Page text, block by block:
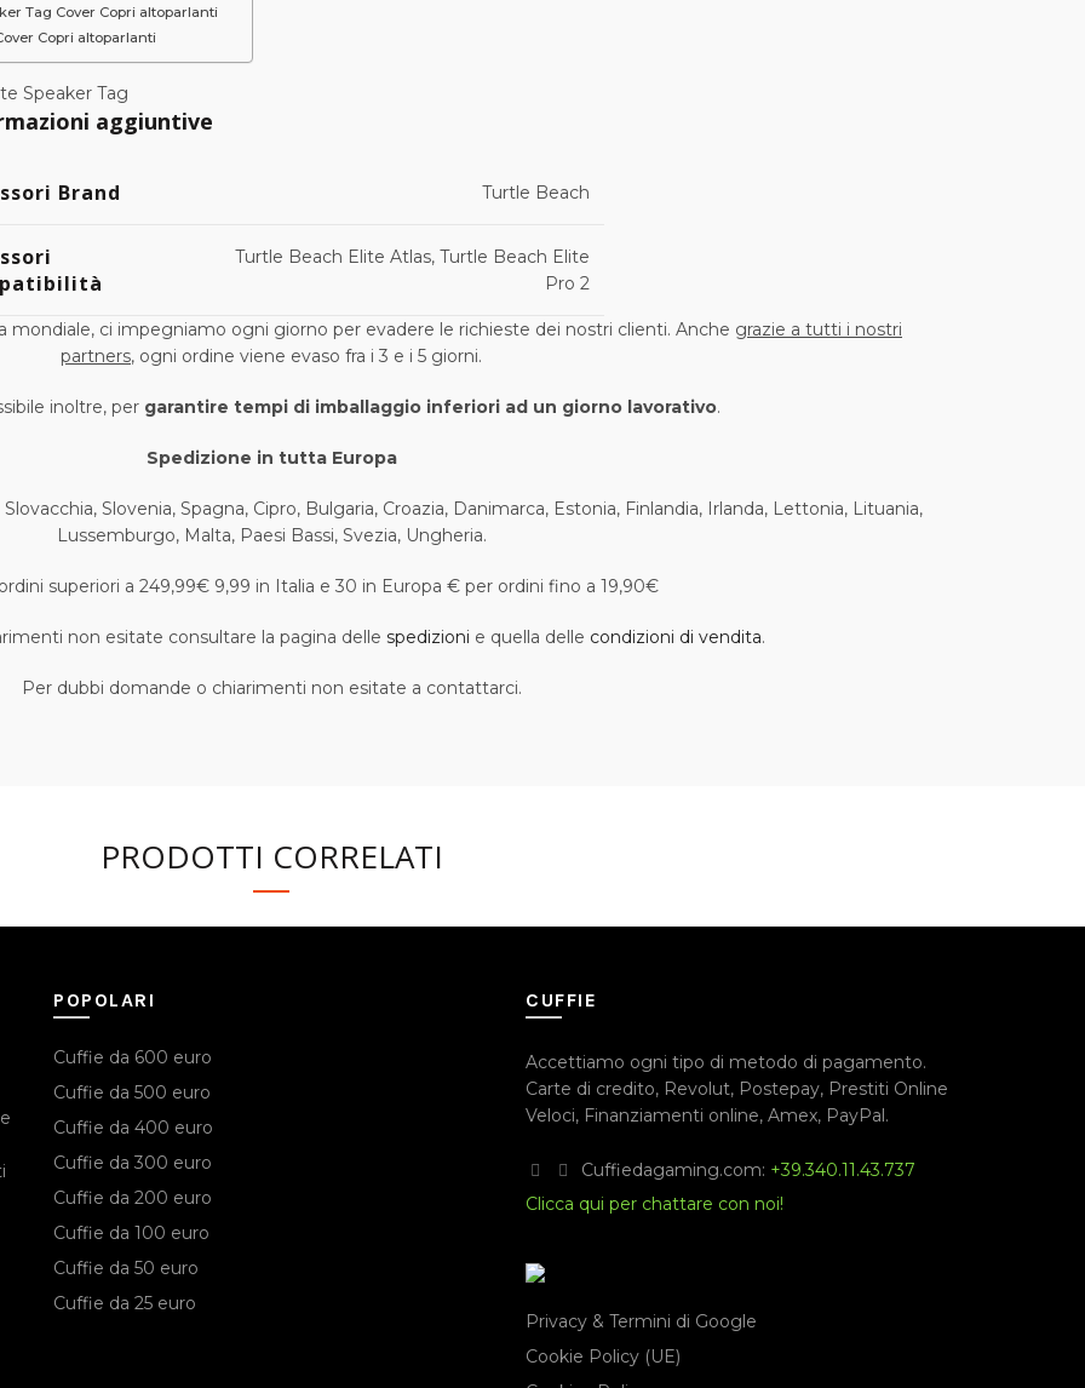
Tag Cover Copri altoparlanti
Copri altoparlanti
Speaker Tag
€29.99.€24.99.
aggiuntive
Brand Turtle Beach
Turtle Beach Elite Atlas, Turtle Beach Elite
Pro 2
ci impegniamo ogni giorno per evadere le richieste dei nostri clienti. Anche grazie a tutti i nostri
partners, ogni ordine viene evaso fra i 3 e i 5 giorni.
inoltre, per garantire tempi di imballaggio inferiori ad un giorno lavorativo.
Spedizione in tutta Europa
Slovenia, Spagna, Cipro, Bulgaria, Croazia, Danimarca, Estonia, Finlandia, Irlanda, Lettonia, Lituania,
Lussemburgo, Malta, Paesi Bassi, Svezia, Ungheria.
superiori a 249,99€ 9,99 in Italia e 30 in Europa € per ordini fino a 19,90€
non esitate consultare la pagina delle spedizioni e quella delle condizioni di vendita.
Per dubbi domande o chiarimenti non esitate a contattarci.
PRODOTTI CORRELATI
POPOLARI
Cuffie da 600 euro
Cuffie da 500 euro
Cuffie da 400 euro
Cuffie da 300 euro
Cuffie da 200 euro
Cuffie da 100 euro
Cuffie da 50 euro
Cuffie da 25 euro
CUFFIE
Accettiamo ogni tipo di metodo di pagamento.
Carte di credito, Revolut, Postepay, Prestiti Online
Veloci, Finanziamenti online, Amex, PayPal.
Cuffiedagaming.com: +39.340.11.43.737
Clicca qui per chattare con noi!
Privacy & Termini di Google
Cookie Policy (UE)